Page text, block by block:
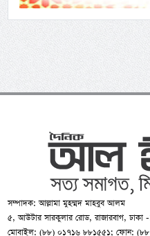
সম্পাদক: আল্লামা মুহম্মদ মাহবুব আলম
৫, আউটার সারকুলার রোড, রাজারবাগ, ঢাকা -
মোবাইল: (৮৮) ০১৭১৬ ৮৮১৫৫১; ফোন: